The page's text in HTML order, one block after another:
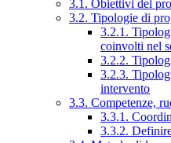
3.1. Obiettivi del
3.2. Tipologie di
3.2.1.
coinvolti nel
3.2.2.
3.2.3.
intervento
3.3. Competenze,
3.3.1.
3.3.2.